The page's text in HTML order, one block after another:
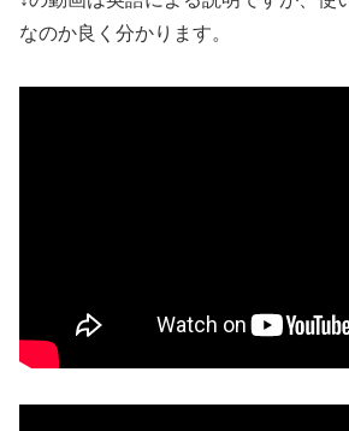
なのか良く分かります。